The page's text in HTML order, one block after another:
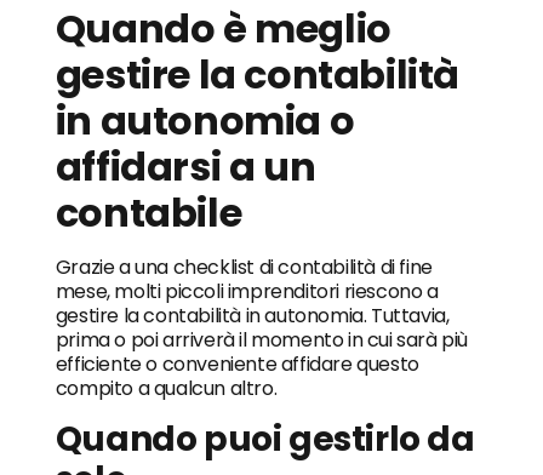
Quando è meglio
gestire la contabilità
in autonomia o
affidarsi a un
contabile
Grazie a una checklist di contabilità di fine
mese, molti piccoli imprenditori riescono a
gestire la contabilità in autonomia. Tuttavia,
prima o poi arriverà il momento in cui sarà più
efficiente o conveniente affidare questo
compito a qualcun altro.
Quando puoi gestirlo da